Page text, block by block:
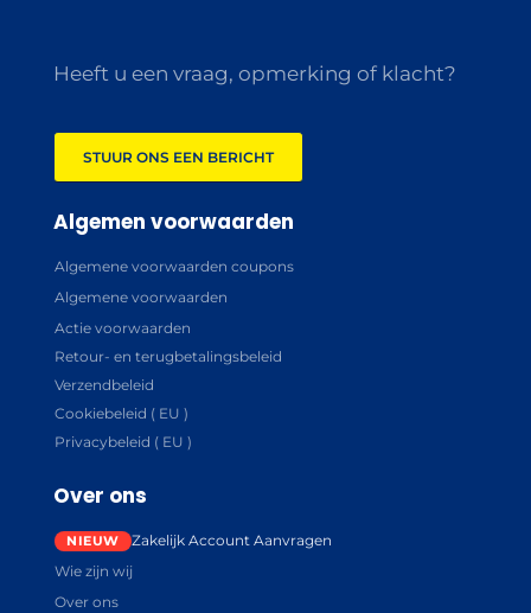
Heeft u een vraag, opmerking of klacht?
STUUR ONS EEN BERICHT
Algemen voorwaarden
Algemene voorwaarden coupons
Algemene voorwaarden
Actie voorwaarden
Retour- en terugbetalingsbeleid
Verzendbeleid
Cookiebeleid ( EU )
Privacybeleid ( EU )
Over ons
Zakelijk Account Aanvragen
Wie zijn wij
Over ons